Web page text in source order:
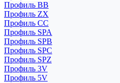
Профиль BB
Профиль ZX
Профиль CC
Профиль SPA
Профиль SPB
Профиль SPC
Профиль SPZ
Профиль 3V
Профиль 5V